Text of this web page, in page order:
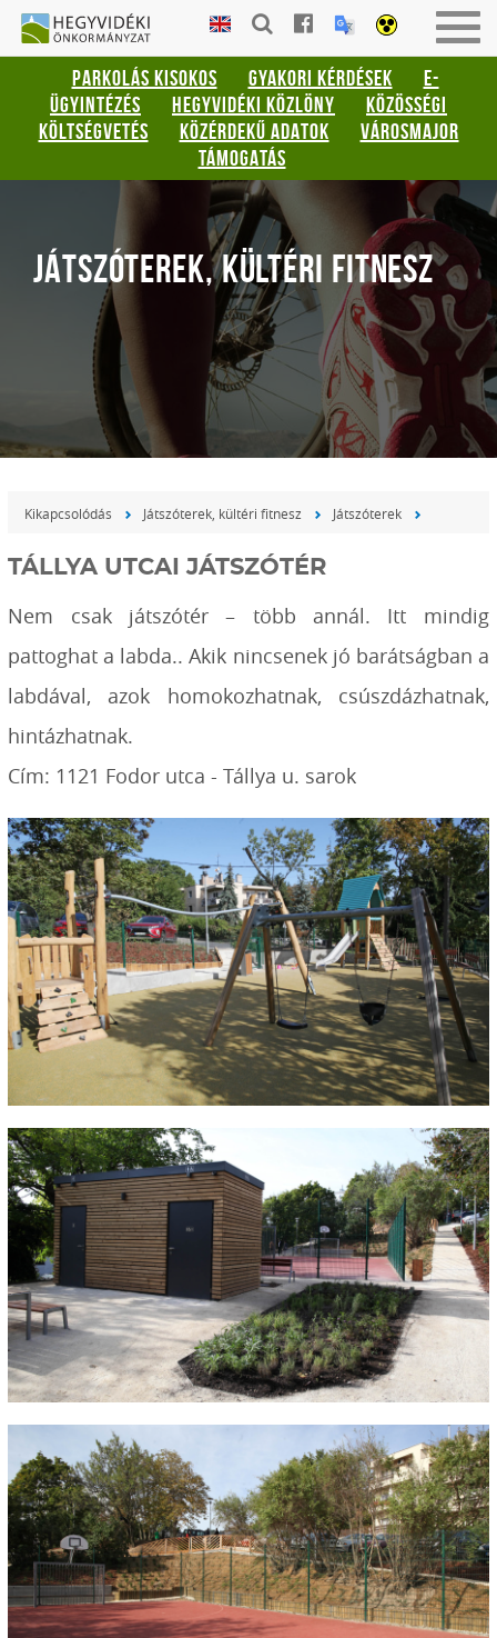
Gyorsbillentyűk
listája
Keresés:
"S"
Bejelentkezés:
HEGYVIDÉKI
ÖNKORMÁNYZAT
PARKOLÁS KISOKOS GYAKORI KÉRDÉSEK
E-
ÜGYINTÉZÉS
HEGYVIDÉKI KÖZLÖNY
KÖZÖSSÉGI
KÖLTSÉGVETÉS
KÖZÉRDEKŰ ADATOK
VÁROSMAJOR
TÁMOGATÁS
JÁTSZÓTEREK, KÜLTÉRI FITNESZ
Kikapcsolódás Játszóterek, kültéri fitnesz Játszóterek
TÁLLYA UTCAI JÁTSZÓTÉR
Nem csak játszótér – több annál. Itt mindig
pattoghat a labda.. Akik nincsenek jó barátságban a
labdával, azok homokozhatnak, csúszdázhatnak,
hintázhatnak.
Cím: 1121 Fodor utca - Tállya u. sarok